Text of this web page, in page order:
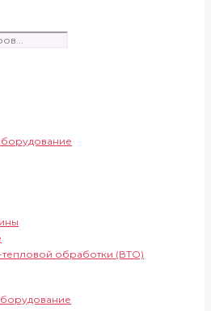
обработки (ВТО)